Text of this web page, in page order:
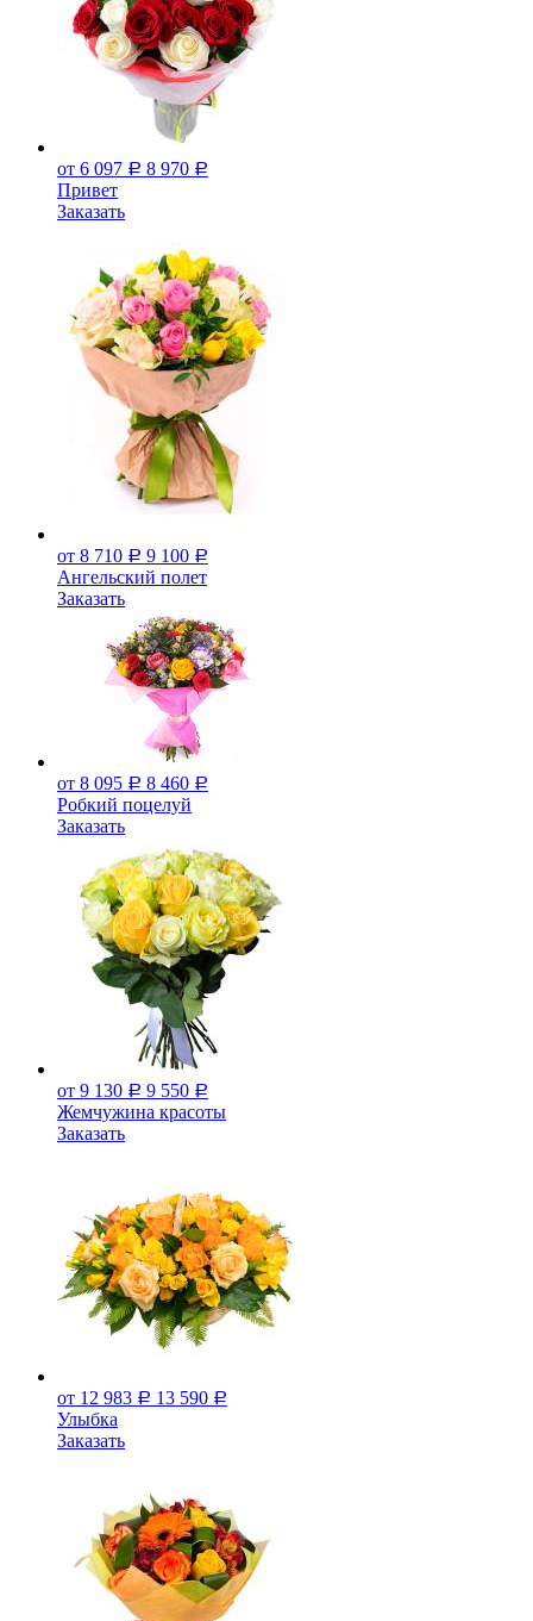
от 6 097 Р 8 970 Р
Привет
Заказать
от 8 710 Р 9 100 Р
Ангельский полет
Заказать
от 8 095 Р 8 460 Р
Робкий поцелуй
Заказать
от 9 130 Р 9 550 Р
Жемчужина красоты
Заказать
от 12 983 Р 13 590 Р
Улыбка
Заказать